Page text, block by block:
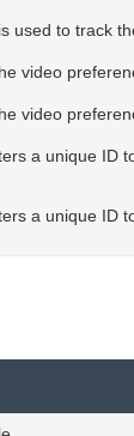
used to track
video
video
a unique ID
a unique ID